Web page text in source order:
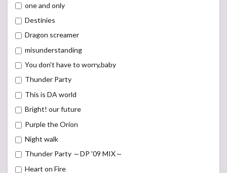
one and only
Destinies
Dragon screamer
misunderstanding
You don't have to worry,baby
Thunder Party
This is DA world
Bright! our future
Purple the Orion
Night walk
Thunder Party ～DP '09 MIX～
Heart on Fire